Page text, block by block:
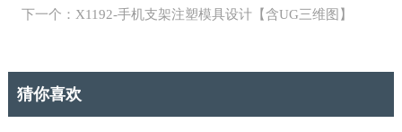
下一个：X1192-手机支架注塑模具设计【含UG三维图】
猜你喜欢